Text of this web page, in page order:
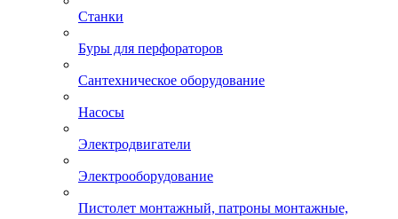
Станки
Буры для перфораторов
Сантехническое оборудование
Насосы
Электродвигатели
Электрооборудование
Пистолет монтажный, патроны монтажные,